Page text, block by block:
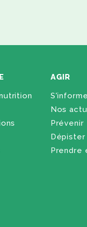
AGIR
Nos
Prévenir
Dépister
Prendre